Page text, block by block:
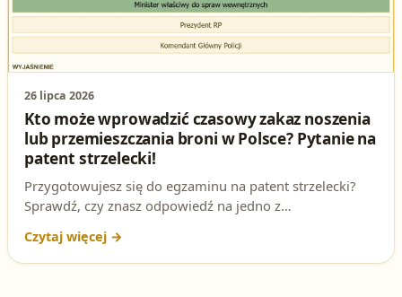
26 lipca 2026
Kto może wprowadzić czasowy zakaz noszenia
lub przemieszczania broni w Polsce? Pytanie na
patent strzelecki!
Przygotowujesz się do egzaminu na patent strzelecki?
Sprawdź, czy znasz odpowiedź na jedno z
czasowy zakaz noszenia lub przemieszczania broni na
terenie Polski. W artykule znajdziesz szczegółowe